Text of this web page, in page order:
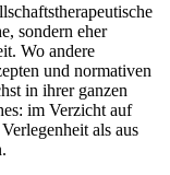
sondern eher
Wo andere
und normativen
in ihrer ganzen
im Verzicht auf
als aus